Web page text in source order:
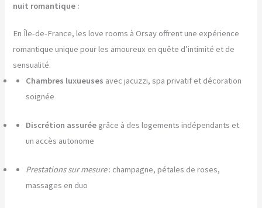
nuit romantique :
En Île-de-France, les love rooms à Orsay offrent une expérience
romantique unique pour les amoureux en quête d’intimité et de
sensualité.
Chambres luxueuses avec jacuzzi, spa privatif et décoration
soignée
Discrétion assurée grâce à des logements indépendants et
un accès autonome
Prestations sur mesure: champagne, pétales de roses,
massages en duo